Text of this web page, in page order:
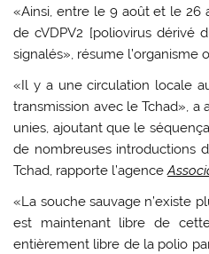
«Ainsi, entre le 9 août et le 26
de cVDPV2 [poliovirus dérivé
signalés», résume l’organisme
«Il y a une circulation locale
transmission avec le Tchad», a
unies, ajoutant que le
de nombreuses introductions
Tchad, rapporte l’agence
«La souche sauvage n’existe
est maintenant libre de
entièrement libre de la polio